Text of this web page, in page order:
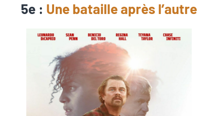
5e : Une bataille après l’autre